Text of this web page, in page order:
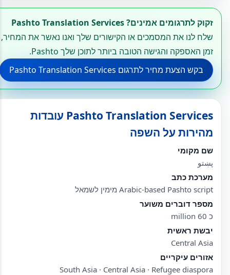
זקוק לתרגומים אמינים? Pashto Translation Services
שלח לנו את המסמכים או הקישורים שלך ואנו נאשר את המחיר,
זמן האספקה והגישה הטובה ביותר לתוכן שלך Pashto.
בקש הצעת מחיר לתרגום Pashto Translation Services
Pashto Translation Services עובדות
מהירות על השפה
שם מקומי
پښتو
מערכת כתב
Arabic-based Pashto script מימין לשמאל
מספר דוברים משוער
כ 60 million
יבשת ראשית
Central Asia
אזורים עיקריים
South Asia · Central Asia · Refugee diaspora